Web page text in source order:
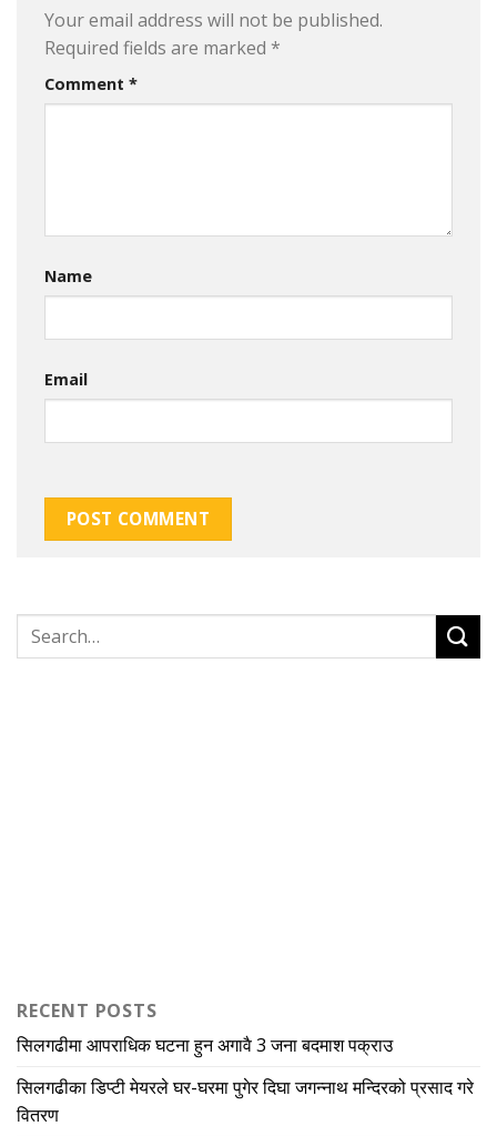
Your email address will not be published.
Required fields are marked *
Comment *
Name
Email
RECENT POSTS
सिलगढीमा आपराधिक घटना हुन अगावै 3 जना बदमाश पक्राउ
सिलगढीका डिप्टी मेयरले घर-घरमा पुगेर दिघा जगन्नाथ मन्दिरको प्रसाद गरे
वितरण